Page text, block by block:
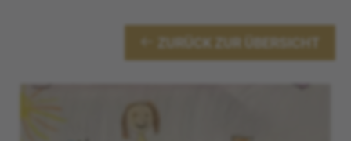
ZURÜCK ZUR ÜBERSICHT